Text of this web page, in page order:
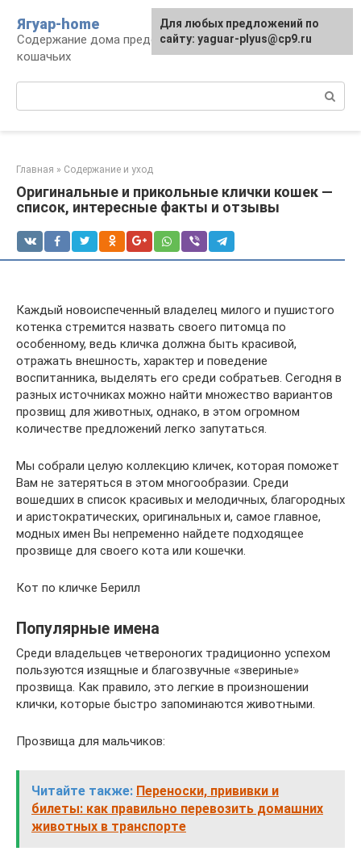
контенту
Ягуар-home
Содержание дома представителей семейства
кошачьих
Главная » Содержание и уход
Оригинальные и прикольные клички кошек —
список, интересные факты и отзывы
Каждый новоиспеченный владелец милого и пушистого
котенка стремится назвать своего питомца по
особенному, ведь кличка должна быть красивой,
отражать внешность, характер и поведение
воспитанника, выделять его среди собратьев. Сегодня в
разных источниках можно найти множество вариантов
прозвищ для животных, однако, в этом огромном
количестве предложений легко запутаться.
Мы собрали целую коллекцию кличек, которая поможет
Вам не затеряться в этом многообразии. Среди
вошедших в список красивых и мелодичных, благородных
и аристократических, оригинальных и, самое главное,
модных имен Вы непременно найдете подходящее
прозвище для своего кота или кошечки.
Кот по кличке Берилл
Популярные имена
Среди владельцев четвероногих традиционно успехом
пользуются изящные и благозвучные «звериные»
прозвища. Как правило, это легкие в произношении
клички, которые быстро запоминаются животными.
Прозвища для мальчиков:
Читайте также: Переноски, прививки и
билеты: как правильно перевозить домашних
животных в транспорте
Для любых предложений по
сайту: yaguar-plyus@cp9.ru